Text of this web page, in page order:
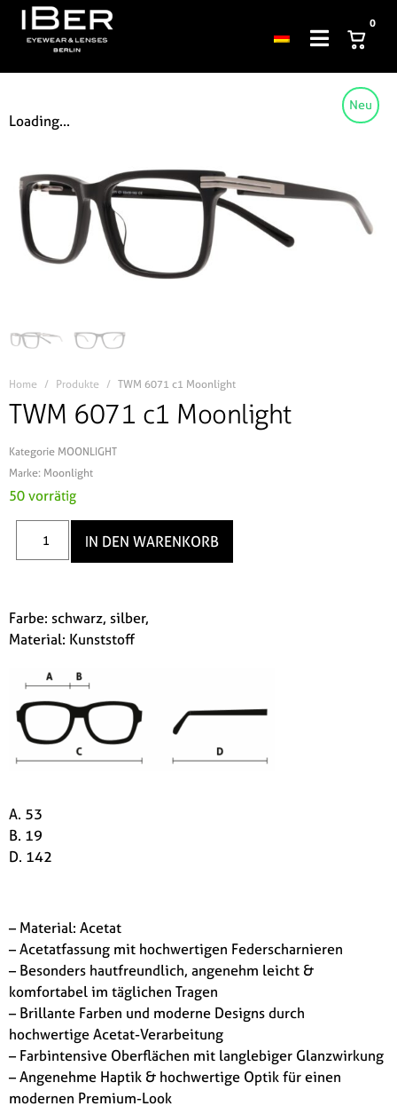
0
Neu
Loading...
Home Produkte TWM 6071 c1 Moonlight
TWM 6071 c1 Moonlight
Kategorie MOONLIGHT
Marke: Moonlight
50 vorrätig
IN DEN WARENKORB
Farbe: schwarz, silber,
Material: Kunststoff
A. 53
B. 19
D. 142
– Material: Acetat
– Acetatfassung mit hochwertigen Federscharnieren
– Besonders hautfreundlich, angenehm leicht &
komfortabel im täglichen Tragen
– Brillante Farben und moderne Designs durch
hochwertige Acetat-Verarbeitung
– Farbintensive Oberflächen mit langlebiger Glanzwirkung
– Angenehme Haptik & hochwertige Optik für einen
modernen Premium-Look